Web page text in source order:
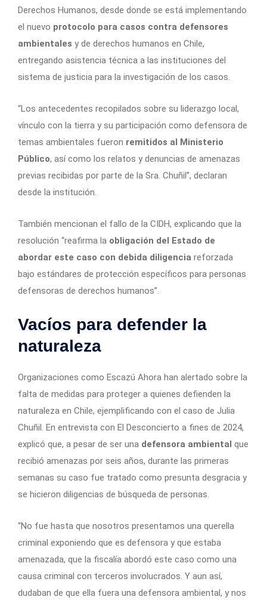
Derechos Humanos, desde donde se está implementando
el nuevo protocolo para casos contra defensores
ambientales y de derechos humanos en Chile,
entregando asistencia técnica a las instituciones del
sistema de justicia para la investigación de los casos.
“Los antecedentes recopilados sobre su liderazgo local,
vínculo con la tierra y su participación como defensora de
temas ambientales fueron remitidos al Ministerio
Público, así como los relatos y denuncias de amenazas
previas recibidas por parte de la Sra. Chuñil”, declaran
desde la institución.
También mencionan el fallo de la CIDH, explicando que la
resolución “reafirma la obligación del Estado de
abordar este caso con debida diligencia reforzada
bajo estándares de protección específicos para personas
defensoras de derechos humanos”.
Vacíos para defender la
naturaleza
Organizaciones como Escazú Ahora han alertado sobre la
falta de medidas para proteger a quienes defienden la
naturaleza en Chile, ejemplificando con el caso de Julia
Chuñil. En entrevista con El Desconcierto a fines de 2024,
explicó que, a pesar de ser una defensora ambiental que
recibió amenazas por seis años, durante las primeras
semanas su caso fue tratado como presunta desgracia y
se hicieron diligencias de búsqueda de personas.
“No fue hasta que nosotros presentamos una querella
criminal exponiendo que es defensora y que estaba
amenazada, que la fiscalía abordó este caso como una
causa criminal con terceros involucrados. Y aun así,
dudaban de que ella fuera una defensora ambiental, y nos